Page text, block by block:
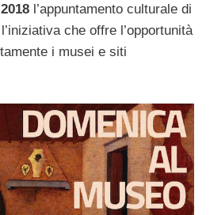
l’appuntamento culturale di
che offre l’opportunità
i musei e siti